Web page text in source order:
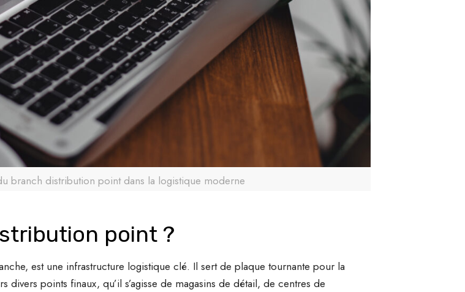
branch distribution point dans la logistique moderne
point ?
est une infrastructure logistique clé. Il sert de plaque tournante pour la
points finaux, qu’il s’agisse de magasins de détail, de centres de